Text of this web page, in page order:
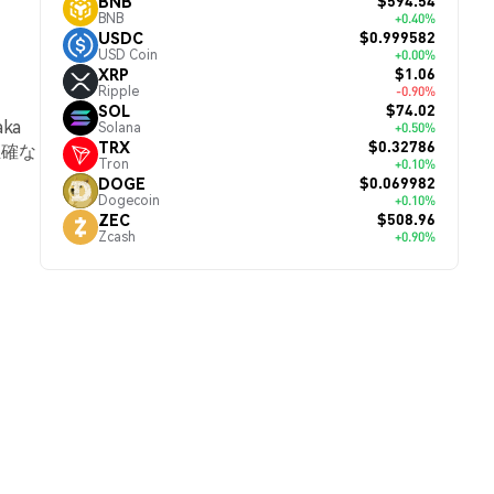
な
BNB +0.40%
USDC
USD Coin
$0.999582
+0.00%
XRP
Ripple
$1.06
-0.90%
SOL
Solana
$74.02
+0.50%
TRX
Tron
$0.32786
+0.10%
DOGE
Dogecoin
$0.069982
+0.10%
ZEC
Zcash
$508.96
+0.90%